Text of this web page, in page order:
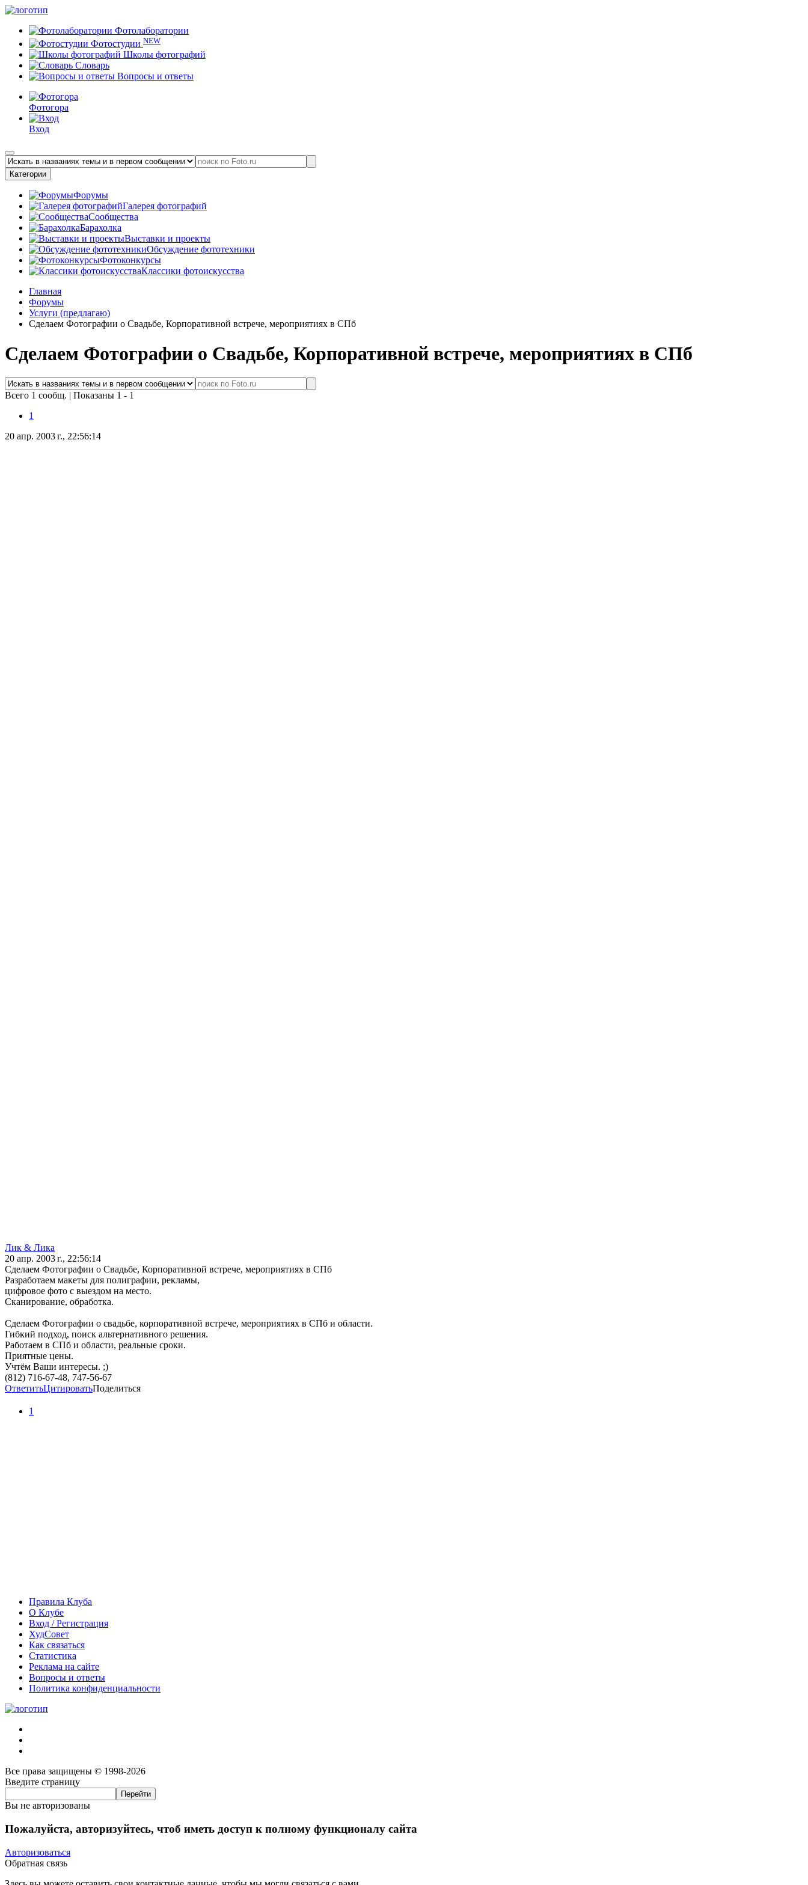
Фотолаборатории
Фотостудии NEW
Школы фотографий
Словарь
Вопросы и ответы
Фотогора
Вход
Категории
Форумы
Галерея фотографий
Сообщества
Барахолка
Выставки и проекты
Обсуждение фототехники
Фотоконкурсы
Классики фотоискусства
Главная
Форумы
Услуги (предлагаю)
Сделаем Фотографии о Свадьбе, Корпоративной встрече, мероприятиях в СПб
Сделаем Фотографии о Свадьбе, Корпоративной встрече, мероприятиях в СПб
Всего 1 сообщ. | Показаны 1 - 1
1
20 апр. 2003 г., 22:56:14
Лик & Лика
20 апр. 2003 г., 22:56:14
Сделаем Фотографии о Свадьбе, Корпоративной встрече, мероприятиях в СПб
Разработаем макеты для полиграфии, рекламы,
цифровое фото с выездом на место.
Сканирование, обработка.
Сделаем Фотографии о свадьбе, корпоративной встрече, мероприятиях в СПб и области.
Гибкий подход, поиск альтернативного решения.
Работаем в СПб и области, реальные сроки.
Приятные цены.
Учтём Ваши интересы. ;)
(812) 716-67-48, 747-56-67
ОтветитьЦитироватьПоделиться
1
Правила Клуба
О Клубе
Вход / Регистрация
ХудСовет
Как связаться
Статистика
Реклама на сайте
Вопросы и ответы
Политика конфиденциальности
Все права защищены © 1998-2026
Введите страницу
Вы не авторизованы
Пожалуйста, авторизуйтесь, чтоб иметь доступ к полному функционалу сайта
Авторизоваться
Обратная связь